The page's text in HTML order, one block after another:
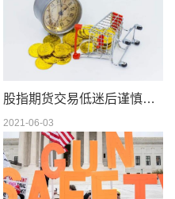
股指期货交易低迷后谨慎交易
2021-06-03